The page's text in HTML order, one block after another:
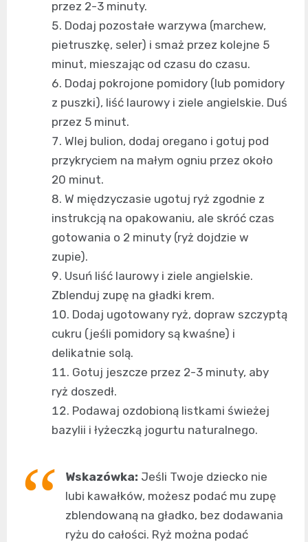
przez 2-3 minuty.
Dodaj pozostałe warzywa (marchew,
pietruszkę, seler) i smaż przez kolejne 5
minut, mieszając od czasu do czasu.
Dodaj pokrojone pomidory (lub pomidory
z puszki), liść laurowy i ziele angielskie. Duś
przez 5 minut.
Wlej bulion, dodaj oregano i gotuj pod
przykryciem na małym ogniu przez około
20 minut.
W międzyczasie ugotuj ryż zgodnie z
instrukcją na opakowaniu, ale skróć czas
gotowania o 2 minuty (ryż dojdzie w
zupie).
Usuń liść laurowy i ziele angielskie.
Zblenduj zupę na gładki krem.
Dodaj ugotowany ryż, dopraw szczyptą
cukru (jeśli pomidory są kwaśne) i
delikatnie solą.
Gotuj jeszcze przez 2-3 minuty, aby
ryż doszedł.
Podawaj ozdobioną listkami świeżej
bazylii i łyżeczką jogurtu naturalnego.
Wskazówka: Jeśli Twoje dziecko nie
lubi kawałków, możesz podać mu zupę
zblendowaną na gładko, bez dodawania
ryżu do całości. Ryż można podać